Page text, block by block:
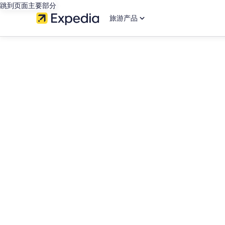
跳到页面主要部分
旅游产品